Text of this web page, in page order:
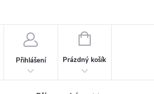
Přihlášení
NÁKUPNÍ
Prázdný košík